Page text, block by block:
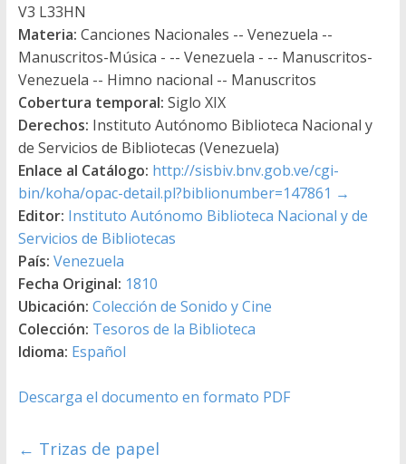
V3 L33HN
Materia: Canciones Nacionales -- Venezuela --
Manuscritos-Música - -- Venezuela - -- Manuscritos-
Venezuela -- Himno nacional -- Manuscritos
Cobertura temporal: Siglo XIX
Derechos: Instituto Autónomo Biblioteca Nacional y
de Servicios de Bibliotecas (Venezuela)
Enlace al Catálogo: http://sisbiv.bnv.gob.ve/cgi-
bin/koha/opac-detail.pl?biblionumber=147861 →
Editor: Instituto Autónomo Biblioteca Nacional y de
Servicios de Bibliotecas
País: Venezuela
Fecha Original: 1810
Ubicación: Colección de Sonido y Cine
Colección: Tesoros de la Biblioteca
Idioma: Español
Descarga el documento en formato PDF
← Trizas de papel